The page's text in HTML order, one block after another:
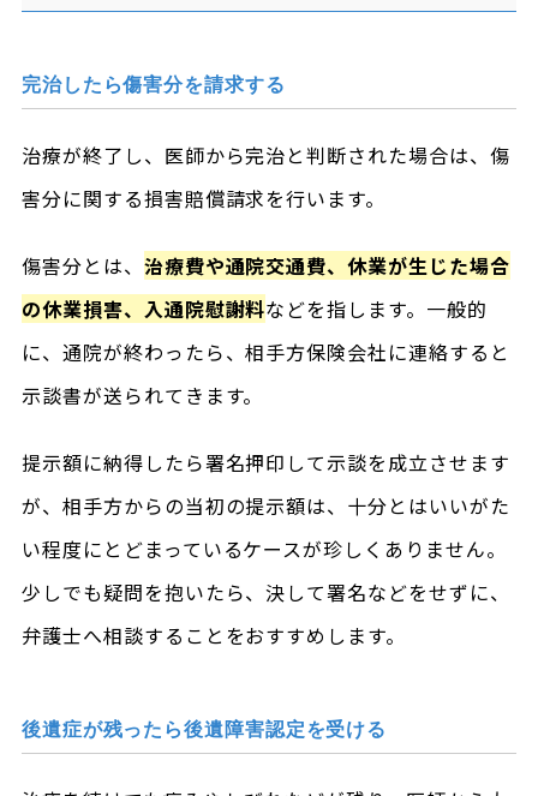
完治したら傷害分を請求する
治療が終了し、医師から完治と判断された場合は、傷
害分に関する損害賠償請求を行います。
傷害分とは、 治療費や通院交通費、休業が生じた場合
の休業損害、入通院慰謝料などを指します。一般的
に、通院が終わったら、相手方保険会社に連絡すると
示談書が送られてきます。
提示額に納得したら署名押印して示談を成立させます
が、相手方からの当初の提示額は、十分とはいいがた
い程度にとどまっているケースが珍しくありません。
少しでも疑問を抱いたら、決して署名などをせずに、
弁護士へ相談することをおすすめします。
後遺症が残ったら後遺障害認定を受ける